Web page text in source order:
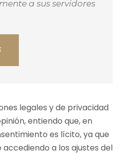
a sus servidores
legales y de privacidad
entiendo que, en
es lícito, ya que
accediendo a los ajustes del